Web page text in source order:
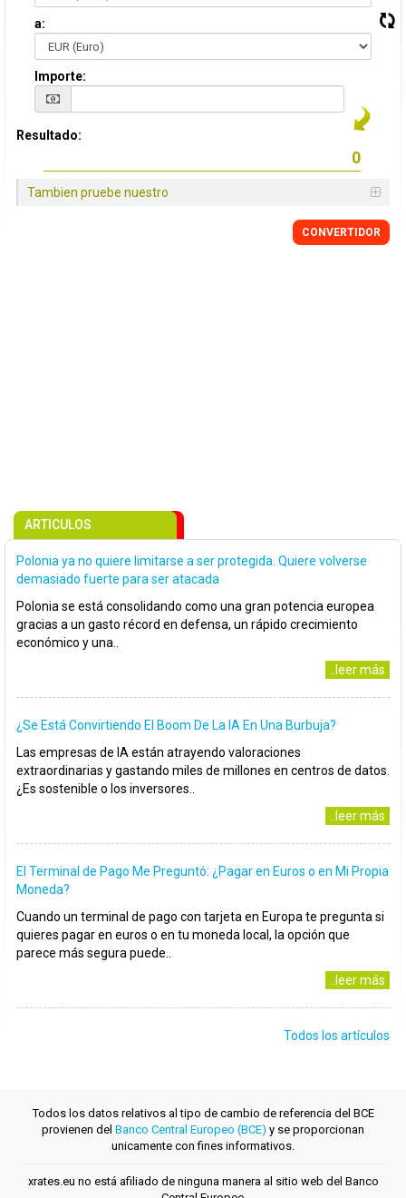
a:
Importe:
Resultado:
Tambien pruebe nuestro
CONVERTIDOR
ARTICULOS
Polonia ya no quiere limitarse a ser protegida. Quiere volverse
demasiado fuerte para ser atacada
Polonia se está consolidando como una gran potencia europea
gracias a un gasto récord en defensa, un rápido crecimiento
económico y una..
..leer más
¿Se Está Convirtiendo El Boom De La IA En Una Burbuja?
Las empresas de IA están atrayendo valoraciones
extraordinarias y gastando miles de millones en centros de datos.
¿Es sostenible o los inversores..
..leer más
El Terminal de Pago Me Preguntó: ¿Pagar en Euros o en Mi Propia
Moneda?
Cuando un terminal de pago con tarjeta en Europa te pregunta si
quieres pagar en euros o en tu moneda local, la opción que
parece más segura puede..
..leer más
Todos los artículos
Todos los datos relativos al tipo de cambio de referencia del BCE
provienen del Banco Central Europeo (BCE) y se proporcionan
unicamente con fines informativos.
xrates.eu no está afiliado de ninguna manera al sitio web del Banco